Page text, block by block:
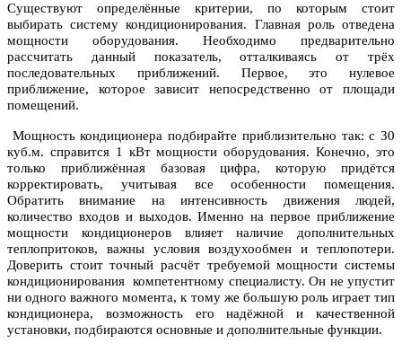
Существуют определённые критерии, по которым стоит
выбирать систему кондиционирования. Главная роль отведена
мощности оборудования. Необходимо предварительно
рассчитать данный показатель, отталкиваясь от трёх
последовательных приближений. Первое, это нулевое
приближение, которое зависит непосредственно от площади
помещений.
Мощность кондиционера подбирайте приблизительно так: с 30
куб.м. справится 1 кВт мощности оборудования. Конечно, это
только приближённая базовая цифра, которую придётся
корректировать, учитывая все особенности помещения.
Обратить внимание на интенсивность движения людей,
количество входов и выходов. Именно на первое приближение
мощности кондиционеров влияет наличие дополнительных
теплопритоков, важны условия воздухообмен и теплопотери.
Доверить стоит точный расчёт требуемой мощности системы
кондиционирования компетентному специалисту. Он не упустит
ни одного важного момента, к тому же большую роль играет тип
кондиционера, возможность его надёжной и качественной
установки, подбираются основные и дополнительные функции.